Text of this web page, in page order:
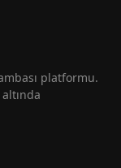
platformu.